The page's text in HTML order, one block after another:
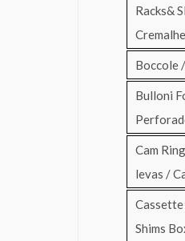
Racks&
Boccole
Bulloni
Cam
levas /
Shims